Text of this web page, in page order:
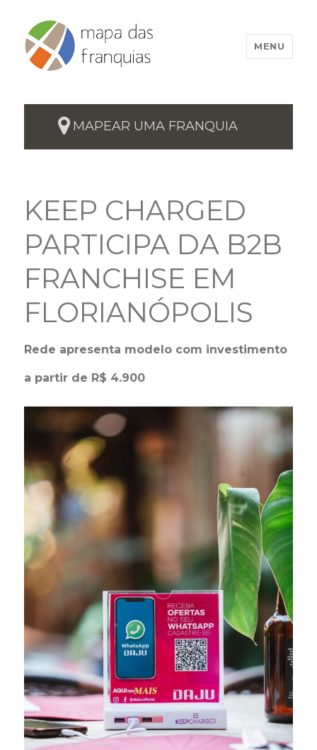
MENU
MAPEAR UMA FRANQUIA
KEEP CHARGED
PARTICIPA DA B2B
FRANCHISE EM
FLORIANÓPOLIS
Rede apresenta modelo com investimento
a partir de R$ 4.900